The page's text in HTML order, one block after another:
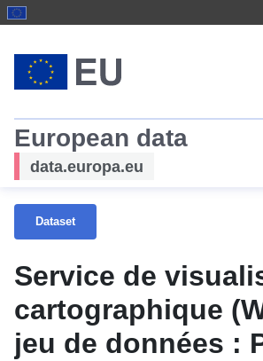
European data
data.europa.eu
Dataset
Service de
cartographique
jeu de données :